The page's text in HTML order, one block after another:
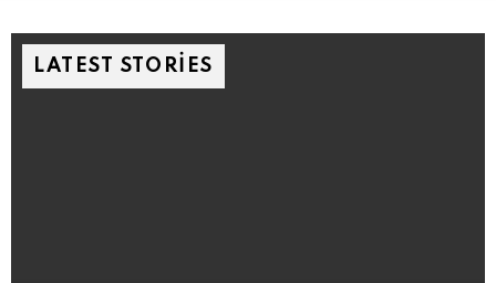
LATEST STORIES